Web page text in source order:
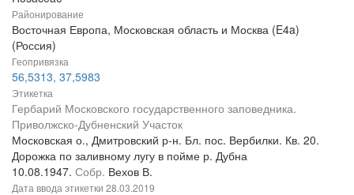
Районирование
Восточная Европа, Московская область и Москва (E4a)
(Россия)
Геопривязка
56,5313, 37,5983
Этикетка
Гербарий Московского государственного заповедника.
Приволжско-Дубненский Участок
Московская о., Дмитровский р-н. Бл. пос. Вербилки. Кв. 20.
Дорожка по заливному лугу в пойме р. Дубна
10.08.1947. Собр. Вехов В.
Дата ввода этикетки 28.03.2019